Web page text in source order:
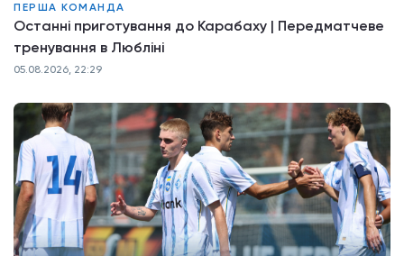
ПЕРША КОМАНДА
Останні приготування до Карабаху | Передматчеве
тренування в Любліні
05.08.2026, 22:29